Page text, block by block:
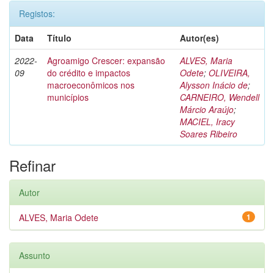
Registos:
Data
Título
Autor(es)
2022-
09
Agroamigo Crescer: expansão
do crédito e impactos
macroeconômicos nos
municípios
ALVES, Maria
Odete; OLIVEIRA,
Alysson Inácio de;
CARNEIRO, Wendell
Márcio Araújo;
MACIEL, Iracy
Soares Ribeiro
Refinar
Autor
1
ALVES, Maria Odete
Assunto